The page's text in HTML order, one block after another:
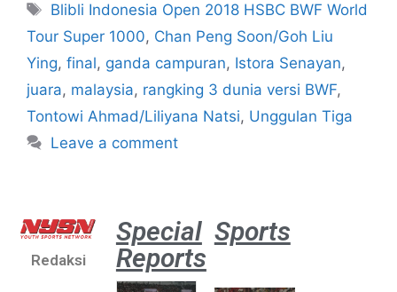
Blibli Indonesia Open 2018 HSBC BWF World
Tour Super 1000, Chan Peng Soon/Goh Liu
Ying, final, ganda campuran, Istora Senayan,
juara, malaysia, rangking 3 dunia versi BWF,
Tontowi Ahmad/Liliyana Natsi, Unggulan Tiga
Leave a comment
Redaksi
Special
Reports
Sports